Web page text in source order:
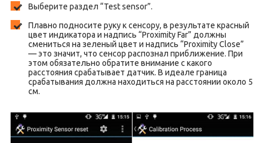
Выберите раздел “Test sensor”.
Плавно подносите руку к сенсору, в результате красный
цвет индикатора и надпись “Proximity Far” должны
смениться на зеленый цвет и надпись “Proximity Close”
— это значит, что сенсор распознал приближение. При
этом обязательно обратите внимание с какого
расстояния срабатывает датчик. В идеале граница
срабатывания должна находиться на расстоянии около 5
см.